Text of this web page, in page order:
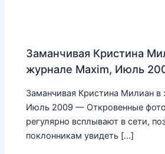
Заманчивая Кристина
журнале Maxim, Июль
Заманчивая Кристина Милиан в
Июль 2009 — Откровенные
регулярно всплывают в сети,
поклонникам увидеть […]